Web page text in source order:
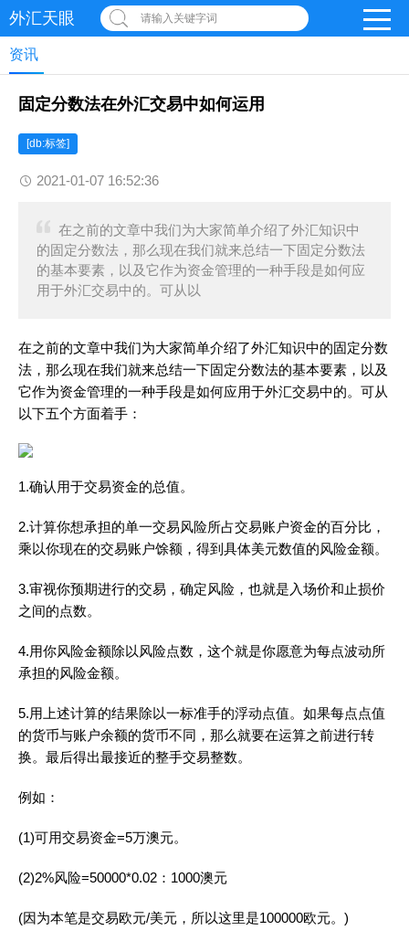
外汇天眼 请输入关键字词
资讯
固定分数法在外汇交易中如何运用
[db:标签]
2021-01-07 16:52:36
在之前的文章中我们为大家简单介绍了外汇知识中
的固定分数法，那么现在我们就来总结一下固定分数法
的基本要素，以及它作为资金管理的一种手段是如何应
用于外汇交易中的。可从以
在之前的文章中我们为大家简单介绍了外汇知识中的固定分数
法，那么现在我们就来总结一下固定分数法的基本要素，以及
它作为资金管理的一种手段是如何应用于外汇交易中的。可从
以下五个方面着手：
1.确认用于交易资金的总值。
2.计算你想承担的单一交易风险所占交易账户资金的百分比，
乘以你现在的交易账户馀额，得到具体美元数值的风险金额。
3.审视你预期进行的交易，确定风险，也就是入场价和止损价
之间的点数。
4.用你风险金额除以风险点数，这个就是你愿意为每点波动所
承担的风险金额。
5.用上述计算的结果除以一标准手的浮动点值。如果每点点值
的货币与账户余额的货币不同，那么就要在运算之前进行转
换。最后得出最接近的整手交易整数。
例如：
(1)可用交易资金=5万澳元。
(2)2%风险=50000*0.02：1000澳元
(因为本笔是交易欧元/美元，所以这里是100000欧元。)